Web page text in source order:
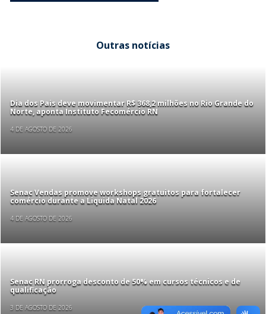
Outras notícias
Dia dos Pais deve movimentar R$ 368,2 milhões no Rio Grande do
Norte, aponta Instituto Fecomércio RN
4 DE AGOSTO DE 2026
Senac Vendas promove workshops gratuitos para fortalecer
comércio durante a Liquida Natal 2026
4 DE AGOSTO DE 2026
Senac RN prorroga desconto de 50% em cursos técnicos e de
qualificação
3 DE AGOSTO DE 2026